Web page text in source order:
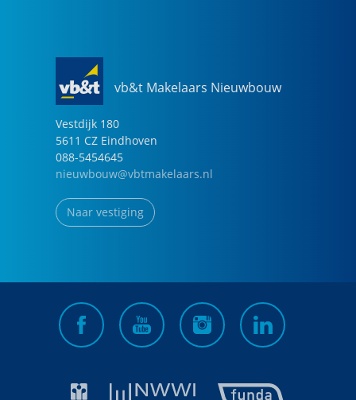
vb&t Makelaars Nieuwbouw
Vestdijk 180
5611 CZ Eindhoven
088-5454645
nieuwbouw@vbtmakelaars.nl
Naar vestiging